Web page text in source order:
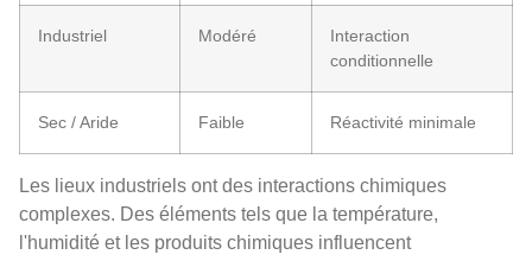
Industriel Modéré
Interaction
conditionnelle
Sec / Aride Faible Réactivité minimale
Les lieux industriels ont des interactions chimiques
complexes. Des éléments tels que la température,
l'humidité et les produits chimiques influencent